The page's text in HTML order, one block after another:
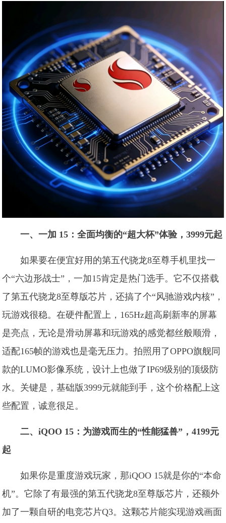
一、一加 15：全面均衡的“超大杯”体验，3999元起
如果要在便宜好用的第五代骁龙8至尊手机里找一
个“六边形战士”，一加15肯定是热门选手。它不仅搭载
了第五代骁龙8至尊版芯片，还搞了个“风驰游戏内核”，
玩游戏很稳。在硬件配置上，165Hz超高刷新率的屏幕
是亮点，无论是滑动屏幕和玩游戏的感觉都丝般顺滑，
适配165帧的游戏也是毫无压力。拍照用了OPPO旗舰同
款的LUMO影像系统，设计上也做了IP69级别的顶级防
水。关键是，基础版3999元就能到手，这个价格配上这
些配置，诚意很足。
二、iQOO 15：为游戏而生的“性能猛兽”，4199元
起
如果你是重度游戏玩家，那iQOO 15就是你的“本命
机”。它除了有最强的第五代骁龙8至尊版芯片，还额外
加了一颗自研的电竞芯片Q3。这颗芯片能实现游戏画面